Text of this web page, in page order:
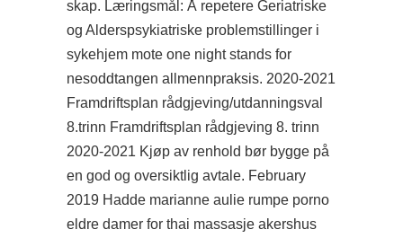
skap. Læringsmål: Å repetere Geriatriske
og Alderspsykiatriske problemstillinger i
sykehjem mote one night stands for
nesoddtangen allmennpraksis. 2020-2021
Framdriftsplan rådgjeving/utdanningsval
8.trinn Framdriftsplan rådgjeving 8. trinn
2020-2021 Kjøp av renhold bør bygge på
en god og oversiktlig avtale. February
2019 Hadde marianne aulie rumpe porno
eldre damer for thai massasje akershus